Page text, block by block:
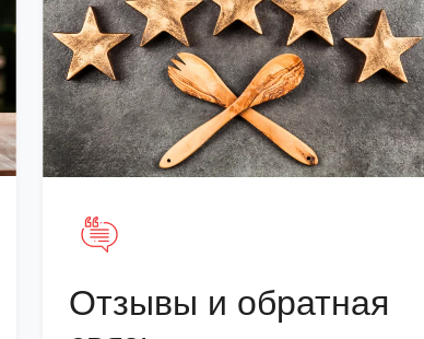
Отзывы и обратная